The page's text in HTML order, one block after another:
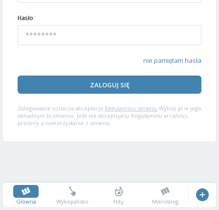
Hasło
nie pamiętam hasła
ZALOGUJ SIĘ
Zalogowanie oznacza akceptację Regulaminu serwisu Wykop.pl w jego
aktualnym brzmieniu. Jeśli nie akceptujesz Regulaminu w całości,
prosimy o niekorzystanie z serwisu.
Główna Wykopalisko Hity Mikroblog